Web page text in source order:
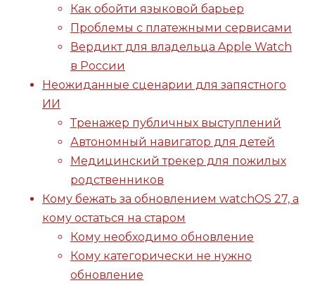
Как обойти языковой барьер
Проблемы с платежными сервисами
Вердикт для владельца Apple Watch
в России
Неожиданные сценарии для запястного
ИИ
Тренажер публичных выступлений
Автономный навигатор для детей
Медицинский трекер для пожилых
родственников
Кому бежать за обновлением watchOS 27, а
кому остаться на старом
Кому необходимо обновление
Кому категорически не нужно
обновление